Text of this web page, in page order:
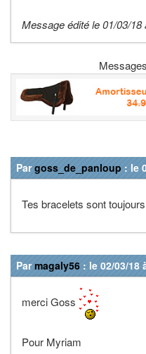
Message édité le 01/03/18
Messages
Pargoss_de_panloup : le
Tes bracelets sont
Parmagaly56 : le 02/03/18
merci Goss
Pour Myriam